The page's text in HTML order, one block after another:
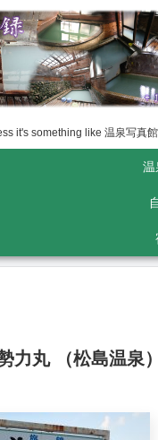
it's something like 温泉写真館
温
力丸 （松島温泉